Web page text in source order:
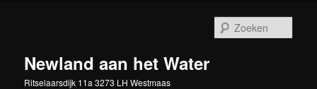
inhoudNewland aan het Water
Ritselaarsdijk 11a 3273 LH Westmaas